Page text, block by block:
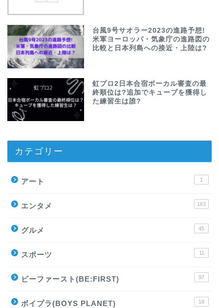
台風9号サオラー2023の進路予想!
米軍ヨーロッパ・気象庁の進路図の
比較と日本列島への接近・上陸は?
虹プロ2日本合宿ボーカル審査の最
終順位は?追加でキューブを獲得し
た練習生は誰?
カテゴリー
アート 1
エンタメ 163
グルメ 45
スポーツ 11
ビーファースト(BE:FIRST) 97
ボイプラ(BOYS PLANET) 18